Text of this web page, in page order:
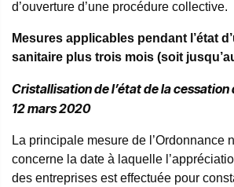
d’ouverture d’une procédure collective.
Mesures applicables pendant l’état
sanitaire plus trois mois (soit
Cristallisation de l’état de la cessation
12 mars 2020
La principale mesure de l’Ordonnance
concerne la date à laquelle
des entreprises est effectuée pour